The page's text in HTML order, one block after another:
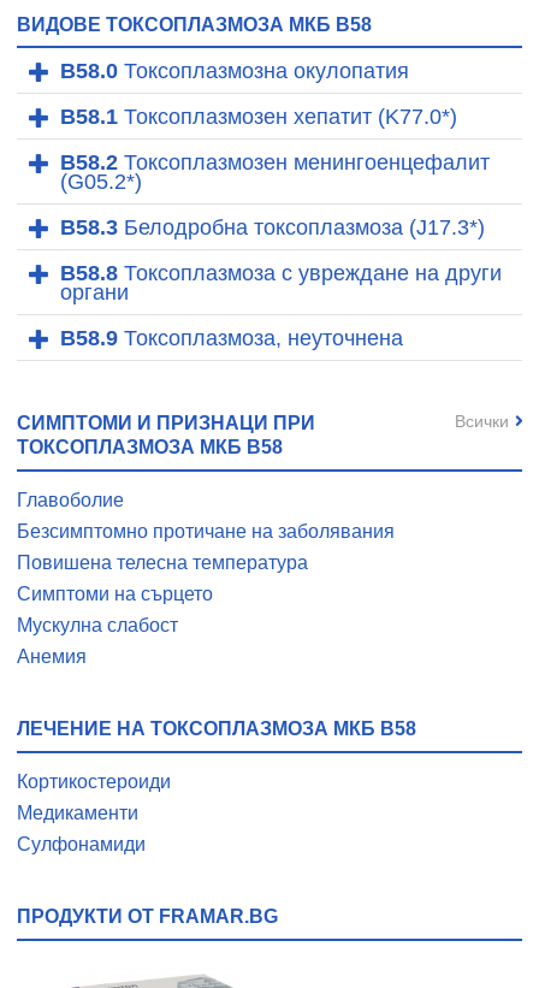
ВИДОВЕ ТОКСОПЛАЗМОЗА МКБ B58
B58.0 Токсоплазмозна окулопатия
B58.1 Токсоплазмозен хепатит (K77.0*)
B58.2 Токсоплазмозен менингоенцефалит
(G05.2*)
B58.3 Белодробна токсоплазмоза (J17.3*)
B58.8 Токсоплазмоза с увреждане на други
органи
B58.9 Токсоплазмоза, неуточнена
СИМПТОМИ И ПРИЗНАЦИ ПРИ
ТОКСОПЛАЗМОЗА МКБ B58
Главоболие
Безсимптомно протичане на заболявания
Повишена телесна температура
Симптоми на сърцето
Мускулна слабост
Анемия
Всички
ЛЕЧЕНИЕ НА ТОКСОПЛАЗМОЗА МКБ B58
Кортикостероиди
Медикаменти
Сулфонамиди
ПРОДУКТИ ОТ FRAMAR.BG